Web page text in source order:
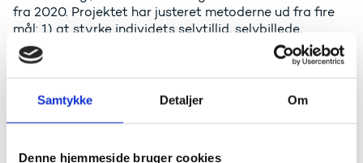
Samtykke Detaljer Om
Denne hjemmeside bruger cookies
fra 2020. Projektet har justeret metoderne ud fra fire
mål: 1) at styrke individets selvtillid, selvbillede,
selvbevidsthed og motivation, 2) at give viden og
bidrage til en forståelse af andre, 3) at give en
oplevelse af tilhørsforhold og social inklusion og 4) at
tilbyde træning i konstruktive strategier/færdigheder i